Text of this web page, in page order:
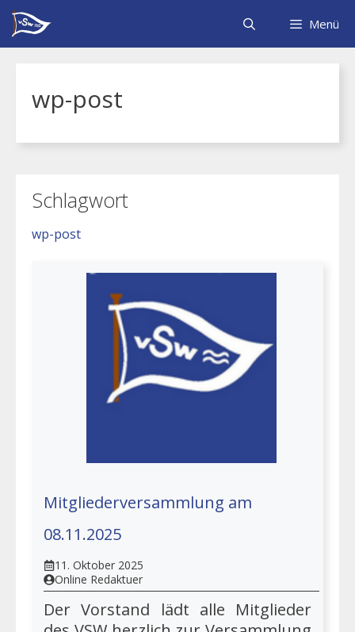
Zum
Inhalt
springen
Menü
wp-post
Schlagwort
wp-post
Mitgliederversammlung am
08.11.2025
11. Oktober 2025
Online Redaktuer
Der Vorstand lädt alle Mitglieder